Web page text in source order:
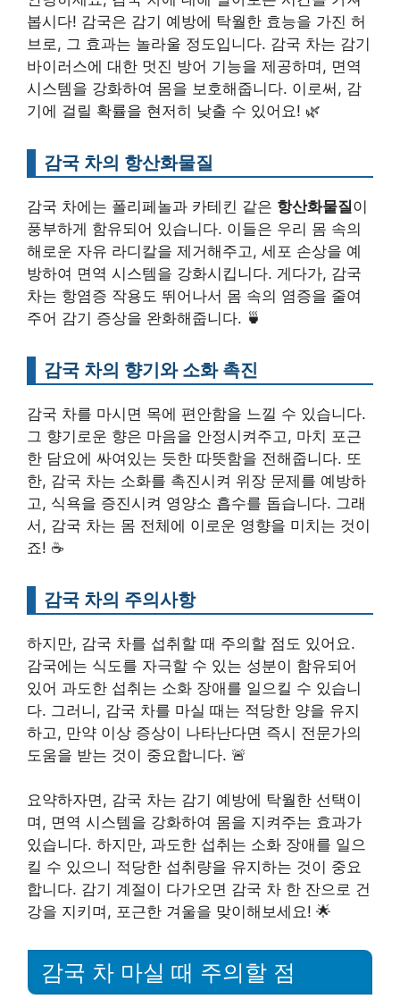
봅시다! 감국은 감기 예방에 탁월한 효능을 가진 허
브로, 그 효과는 놀라울 정도입니다. 감국 차는 감기
바이러스에 대한 멋진 방어 기능을 제공하며, 면역
시스템을 강화하여 몸을 보호해줍니다. 이로써, 감
기에 걸릴 확률을 현저히 낮출 수 있어요! 🌿
감국 차의 항산화물질
감국 차에는 폴리페놀과 카테킨 같은 항산화물질이
풍부하게 함유되어 있습니다. 이들은 우리 몸 속의
해로운 자유 라디칼을 제거해주고, 세포 손상을 예
방하여 면역 시스템을 강화시킵니다. 게다가, 감국
차는 항염증 작용도 뛰어나서 몸 속의 염증을 줄여
주어 감기 증상을 완화해줍니다. 🍵
감국 차의 향기와 소화 촉진
감국 차를 마시면 목에 편안함을 느낄 수 있습니다.
그 향기로운 향은 마음을 안정시켜주고, 마치 포근
한 담요에 싸여있는 듯한 따뜻함을 전해줍니다. 또
한, 감국 차는 소화를 촉진시켜 위장 문제를 예방하
고, 식욕을 증진시켜 영양소 흡수를 돕습니다. 그래
서, 감국 차는 몸 전체에 이로운 영향을 미치는 것이
죠! ☕
감국 차의 주의사항
하지만, 감국 차를 섭취할 때 주의할 점도 있어요.
감국에는 식도를 자극할 수 있는 성분이 함유되어
있어 과도한 섭취는 소화 장애를 일으킬 수 있습니
다. 그러니, 감국 차를 마실 때는 적당한 양을 유지
하고, 만약 이상 증상이 나타난다면 즉시 전문가의
도움을 받는 것이 중요합니다. 🚨
요약하자면, 감국 차는 감기 예방에 탁월한 선택이
며, 면역 시스템을 강화하여 몸을 지켜주는 효과가
있습니다. 하지만, 과도한 섭취는 소화 장애를 일으
킬 수 있으니 적당한 섭취량을 유지하는 것이 중요
합니다. 감기 계절이 다가오면 감국 차 한 잔으로 건
강을 지키며, 포근한 겨울을 맞이해보세요! 🌟
감국 차 마실 때 주의할 점